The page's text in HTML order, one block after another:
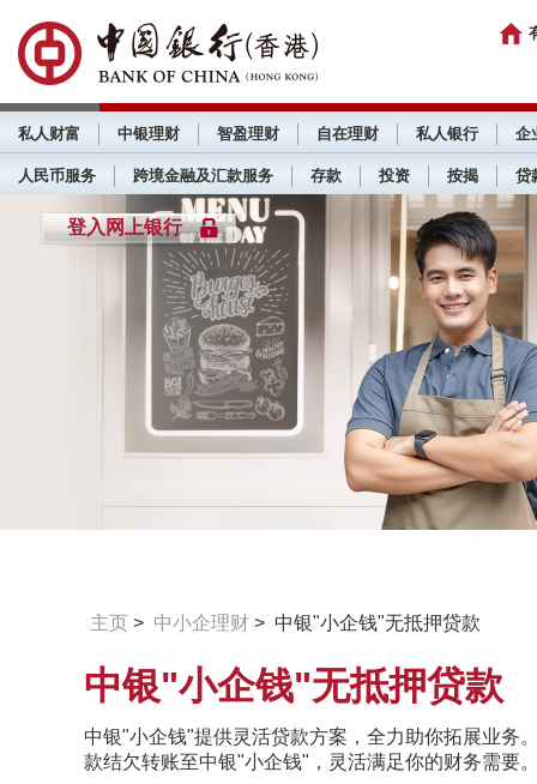
私人财富 中银理财 智盈理财 自在理财 私人银行 企
人民币服务 跨境金融及汇款服务 存款 投资 按揭 贷
登入网上银行
主页 > 中小企理财 > 中银"小企钱"无抵押贷款
中银"小企钱"无抵押贷款
中银"小企钱"提供灵活贷款方案，全力助你拓展业务
款结欠转账至中银"小企钱"，灵活满足你的财务需要